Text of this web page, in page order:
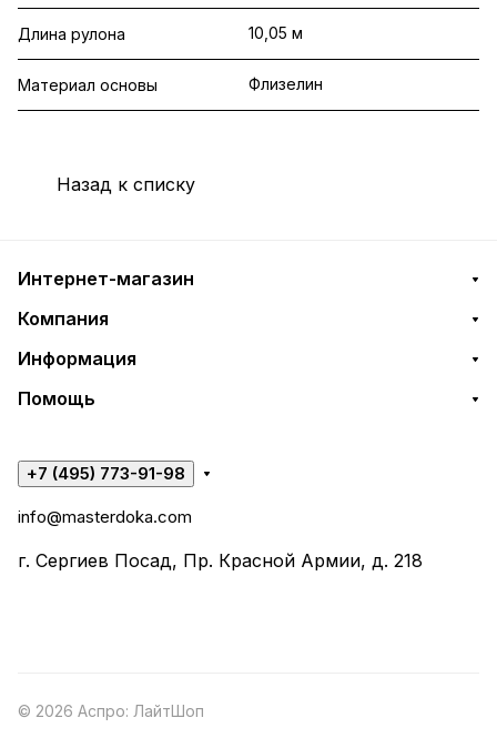
Длина рулона 10,05 м
Материал основы Флизелин
Назад к списку
Интернет-магазин
Компания
Информация
Помощь
+7 (495) 773-91-98
info@masterdoka.com
г. Сергиев Посад, Пр. Красной Армии, д. 218
© 2026 Аспро: ЛайтШоп